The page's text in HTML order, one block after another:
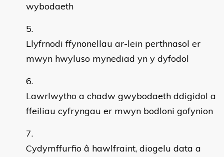
wybodaeth
Llyfrnodi ffynonellau ar-lein perthnasol er
mwyn hwyluso mynediad yn y dyfodol
Lawrlwytho a chadw gwybodaeth ddigidol a
ffeiliau cyfryngau er mwyn bodloni gofynion
Cydymffurfio â hawlfraint, diogelu data a